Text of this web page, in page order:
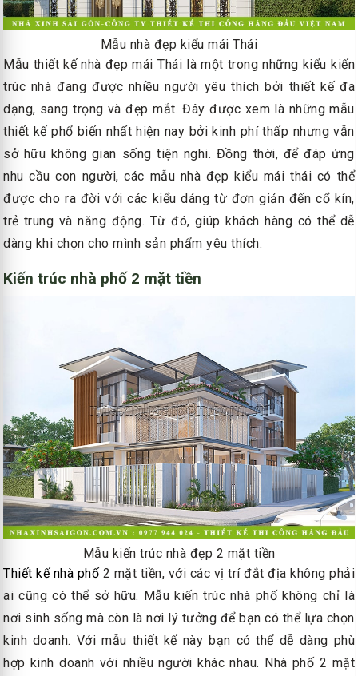
Mẫu nhà đẹp kiểu mái Thái
Mẫu thiết kế nhà đẹp mái Thái là một trong những kiểu kiến
trúc nhà đang được nhiều người yêu thích bởi thiết kế đa
dạng, sang trọng và đẹp mắt. Đây được xem là những mẫu
thiết kế phổ biến nhất hiện nay bởi kinh phí thấp nhưng vẫn
sở hữu không gian sống tiện nghi. Đồng thời, để đáp ứng
nhu cầu con người, các mẫu nhà đẹp kiểu mái thái có thể
được cho ra đời với các kiểu dáng từ đơn giản đến cổ kín,
trẻ trung và năng động. Từ đó, giúp khách hàng có thể dễ
dàng khi chọn cho mình sản phẩm yêu thích.
Kiến trúc nhà phố 2 mặt tiền
Mẫu kiến trúc nhà đẹp 2 mặt tiền
Thiết kế nhà phố 2 mặt tiền, với các vị trí đắt địa không phải
ai cũng có thể sở hữu. Mẫu kiến trúc nhà phố không chỉ là
nơi sinh sống mà còn là nơi lý tưởng để bạn có thể lựa chọn
kinh doanh. Với mẫu thiết kế này bạn có thể dễ dàng phù
hợp kinh doanh với nhiều người khác nhau. Nhà phố 2 mặt